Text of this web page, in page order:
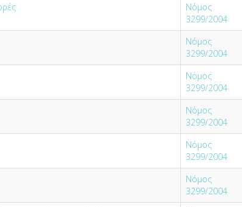
Νόμος
3299/2004
Νόμος
3299/2004
Νόμος
3299/2004
Νόμος
3299/2004
Νόμος
3299/2004
Νόμος
3299/2004